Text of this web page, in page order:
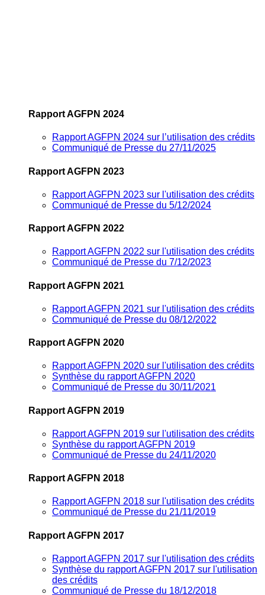
Rapport AGFPN 2024
Rapport AGFPN 2024 sur l’utilisation des crédits
Communiqué de Presse du 27/11/2025
Rapport AGFPN 2023
Rapport AGFPN 2023 sur l'utilisation des crédits
Communiqué de Presse du 5/12/2024
Rapport AGFPN 2022
Rapport AGFPN 2022 sur l'utilisation des crédits
Communiqué de Presse du 7/12/2023
Rapport AGFPN 2021
Rapport AGFPN 2021 sur l'utilisation des crédits
Communiqué de Presse du 08/12/2022
Rapport AGFPN 2020
Rapport AGFPN 2020 sur l'utilisation des crédits
Synthèse du rapport AGFPN 2020
Communiqué de Presse du 30/11/2021
Rapport AGFPN 2019
Rapport AGFPN 2019 sur l'utilisation des crédits
Synthèse du rapport AGFPN 2019
Communiqué de Presse du 24/11/2020
Rapport AGFPN 2018
Rapport AGFPN 2018 sur l'utilisation des crédits
Communiqué de Presse du 21/11/2019
Rapport AGFPN 2017
Rapport AGFPN 2017 sur l'utilisation des crédits
Synthèse du rapport AGFPN 2017 sur l'utilisation
des crédits
Communiqué de Presse du 18/12/2018